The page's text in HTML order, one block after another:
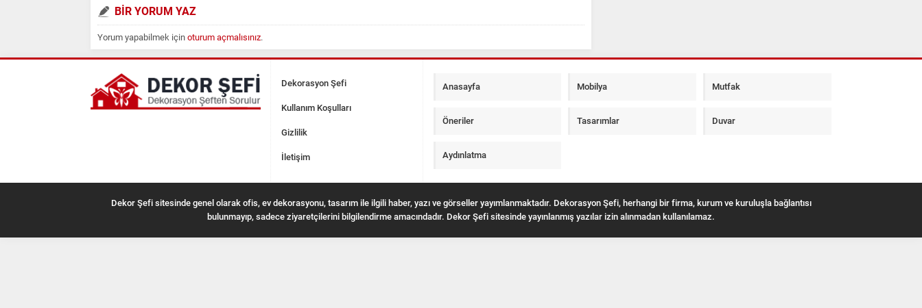
BİR YORUM YAZ
Yorum yapabilmek için oturum açmalısınız.
Dekorasyon Şefi
Kullanım Koşulları
Gizlilik
İletişim
Anasayfa Mobilya Mutfak
Öneriler Tasarımlar Duvar
Aydınlatma
Dekor Şefi sitesinde genel olarak ofis, ev dekorasyonu, tasarım ile ilgili haber, yazı ve görseller yayımlanmaktadır. Dekorasyon Şefi, herhangi bir firma, kurum ve kuruluşla bağlantısı
bulunmayıp, sadece ziyaretçilerini bilgilendirme amacındadır. Dekor Şefi sitesinde yayınlanmış yazılar izin alınmadan kullanılamaz.